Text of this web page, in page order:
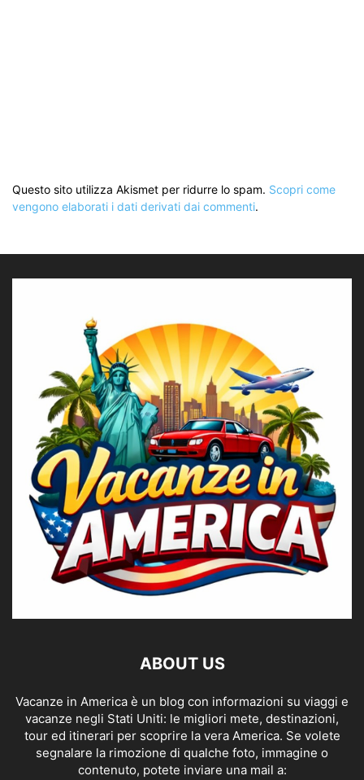
Questo sito utilizza Akismet per ridurre lo spam. Scopri come
vengono elaborati i dati derivati dai commenti.
ABOUT US
Vacanze in America è un blog con informazioni su viaggi e
vacanze negli Stati Uniti: le migliori mete, destinazioni,
tour ed itinerari per scoprire la vera America. Se volete
segnalare la rimozione di qualche foto, immagine o
contenuto, potete inviare una mail a: